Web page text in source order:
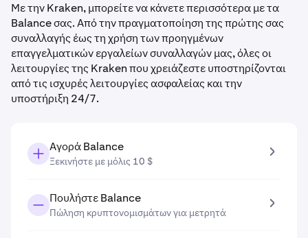
Με την Kraken, μπορείτε να κάνετε περισσότερα με τα
Balance σας. Από την πραγματοποίηση της πρώτης σας
συναλλαγής έως τη χρήση των προηγμένων
επαγγελματικών εργαλείων συναλλαγών μας, όλες οι
λειτουργίες της Kraken που χρειάζεστε υποστηρίζονται
από τις ισχυρές λειτουργίες ασφαλείας και την
υποστήριξη 24/7.
Αγορά Balance
Ξεκινήστε με μόλις 10 $
Πουλήστε Balance
Πώληση κρυπτονομισμάτων για μετρητά